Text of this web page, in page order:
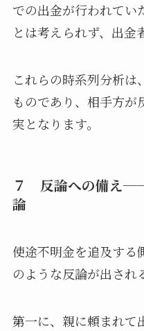
での出金が行われてい
とは考えられず、出金
これらの時系列分析は
ものであり、相手方が
実となります。
７ 反論への備え
論
使途不明金を追及する
のような反論が出され
第一に、親に頼まれて